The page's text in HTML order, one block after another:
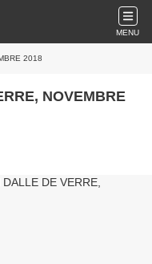
MENU
2018
NOVEMBRE